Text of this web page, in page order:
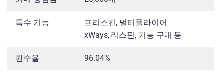
특수 기능
프리스핀, 멀티플라이어
xWays, 리스핀, 기능 구매 등
환수율 96.04%